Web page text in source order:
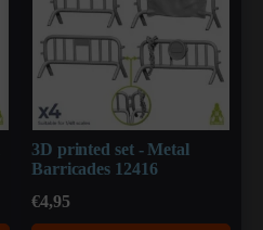
3D printed set - Metal
Barricades 12416
€4,95